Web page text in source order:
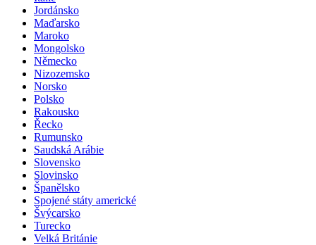
Jordánsko
Maďarsko
Maroko
Mongolsko
Německo
Nizozemsko
Norsko
Polsko
Rakousko
Řecko
Rumunsko
Saudská Arábie
Slovensko
Slovinsko
Španělsko
Spojené státy americké
Švýcarsko
Turecko
Velká Británie